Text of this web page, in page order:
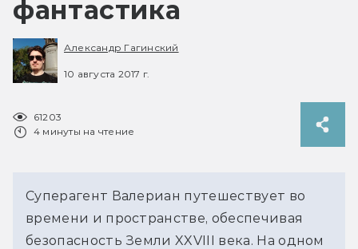
фантастика
Александр Гагинский
10 августа 2017 г.
61203
4 минуты на чтение
Суперагент Валериан путешествует во
времени и пространстве, обеспечивая
безопасность Земли XXVIII века. На одном